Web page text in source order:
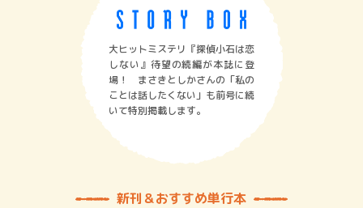
大ヒットミステリ『探偵小石は恋
しない』待望の続編が本誌に登
場！ まさきとしかさんの「私の
ことは話したくない」も前号に続
いて特別掲載します。
新刊＆おすすめ単行本